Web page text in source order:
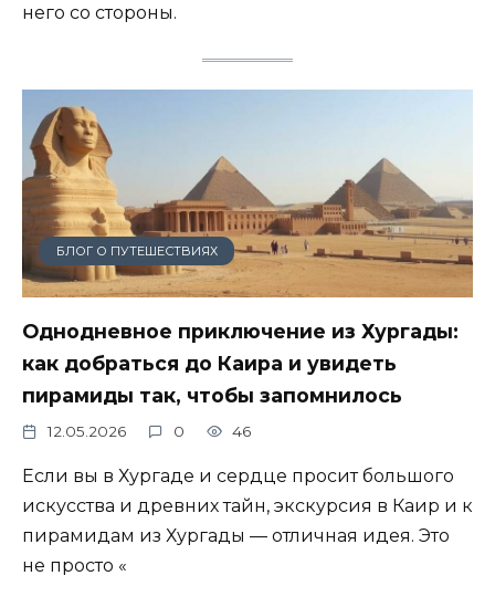
него со стороны.
БЛОГ О ПУТЕШЕСТВИЯХ
Однодневное приключение из Хургады:
как добраться до Каира и увидеть
пирамиды так, чтобы запомнилось
12.05.2026 0 46
Если вы в Хургаде и сердце просит большого
искусства и древних тайн, экскурсия в Каир и к
пирамидам из Хургады — отличная идея. Это
не просто «